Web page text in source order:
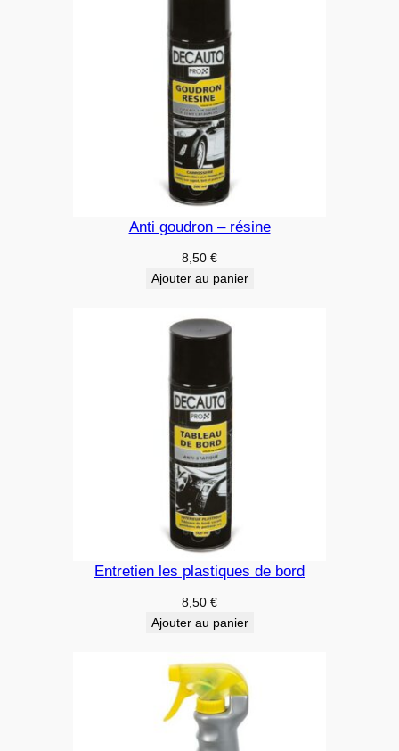
Anti goudron – résine
8,50 €
Ajouter au panier
Entretien les plastiques de bord
8,50 €
Ajouter au panier